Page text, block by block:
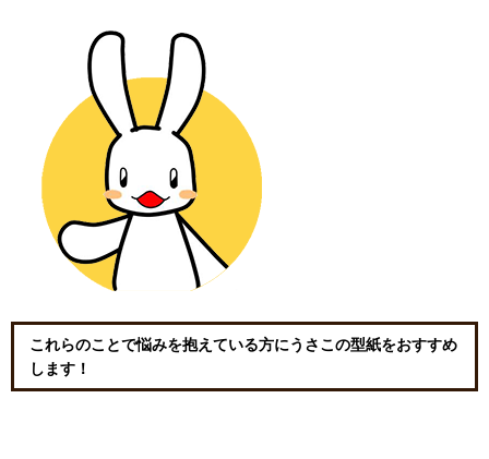
これらのことで悩みを抱えている方にうさこの型紙をおすすめ
します！